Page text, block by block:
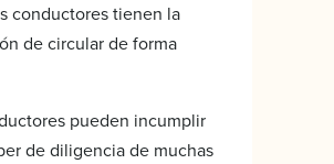
conductores tienen la
de circular de forma
pueden incumplir
de diligencia de muchas